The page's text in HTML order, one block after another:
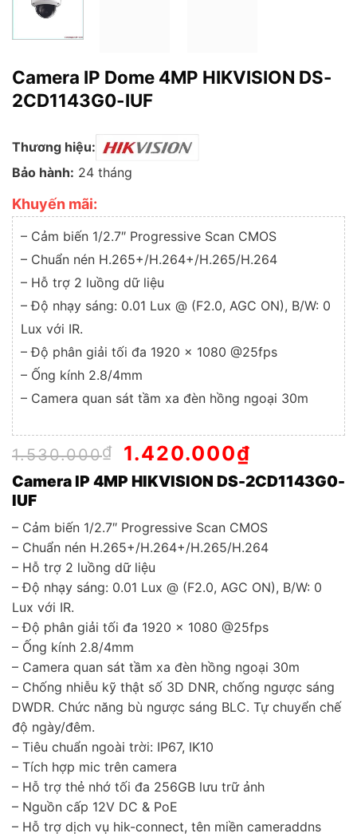
Camera IP Dome 4MP HIKVISION DS-
2CD1143G0-IUF
Thương hiệu:
Bảo hành: 24 tháng
Khuyến mãi:
– Cảm biến 1/2.7″ Progressive Scan CMOS
– Chuẩn nén H.265+/H.264+/H.265/H.264
– Hỗ trợ 2 luồng dữ liệu
– Độ nhạy sáng: 0.01 Lux @ (F2.0, AGC ON), B/W: 0
Lux với IR.
– Độ phân giải tối đa 1920 × 1080 @25fps
– Ống kính 2.8/4mm
– Camera quan sát tầm xa đèn hồng ngoại 30m
1.530.000₫
Giá
gốc
là:
1.420.000₫
tại
Camera IP 4MP HIKVISION DS-2CD1143G0-
IUF
– Cảm biến 1/2.7″ Progressive Scan CMOS
– Chuẩn nén H.265+/H.264+/H.265/H.264
– Hỗ trợ 2 luồng dữ liệu
– Độ nhạy sáng: 0.01 Lux @ (F2.0, AGC ON), B/W: 0
Lux với IR.
– Độ phân giải tối đa 1920 × 1080 @25fps
– Ống kính 2.8/4mm
– Camera quan sát tầm xa đèn hồng ngoại 30m
– Chống nhiễu kỹ thật số 3D DNR, chống ngược sáng
DWDR. Chức năng bù ngược sáng BLC. Tự chuyển chế
độ ngày/đêm.
– Tiêu chuẩn ngoài trời: IP67, IK10
– Tích hợp mic trên camera
– Hỗ trợ thẻ nhớ tối đa 256GB lưu trữ ảnh
– Nguồn cấp 12V DC & PoE
– Hỗ trợ dịch vụ hik-connect, tên miền cameraddns